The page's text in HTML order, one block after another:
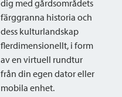
dig med gårdsområdets
färggranna historia och
dess kulturlandskap
flerdimensionellt, i form
av en virtuell rundtur
från din egen dator eller
mobila enhet.